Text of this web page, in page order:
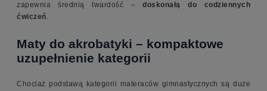
zapewnia średnią twardość –doskonałą do codziennych
ćwiczeń.
Maty do akrobatyki – kompaktowe
uzupełnienie kategorii
Chociaż podstawą kategorii materaców gimnastycznych są duże